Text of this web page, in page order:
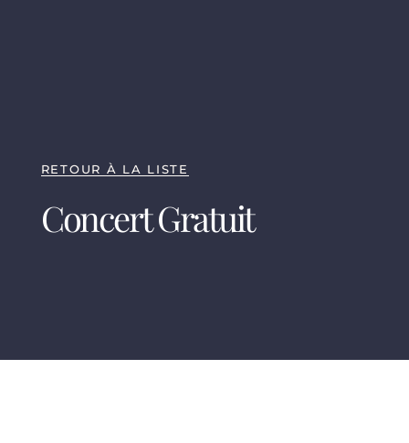
RETOUR À LA LISTE
Concert Gratuit